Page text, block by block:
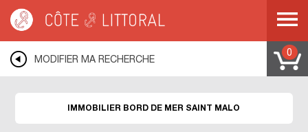
SAINT MALO
MODIFIER MA RECHERCHE
0
IMMOBILIER BORD DE MER SAINT MALO